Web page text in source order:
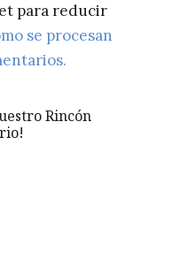
para reducir
se procesan
Rincón